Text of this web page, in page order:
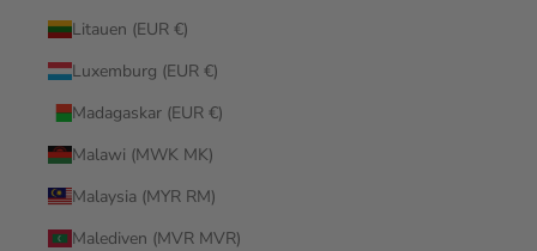
Litauen (EUR €)
Luxemburg (EUR €)
Madagaskar (EUR €)
Malawi (MWK MK)
Malaysia (MYR RM)
Malediven (MVR MVR)